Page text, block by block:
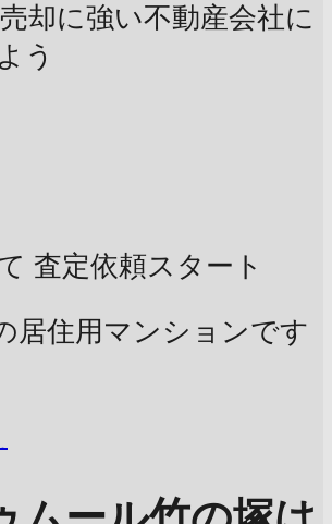
却に強い不動産会社に
う
査定依頼スタート
居住用マンションです